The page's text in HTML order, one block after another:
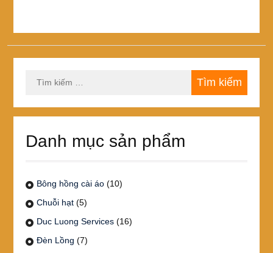
thể
được
chọn
trên
kiếm
Danh mục sản phẩm
Bông hồng cài áo (10)
Chuỗi hạt (5)
Duc Luong Services (16)
Đèn Lồng (7)